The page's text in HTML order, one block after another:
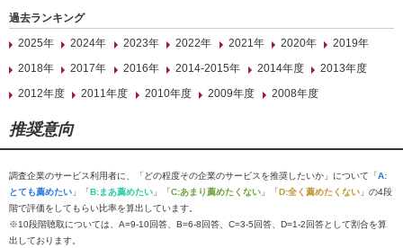
過去ランキング
2025年
2024年 2023年 2022年 2021年 2020年
2019年
2018年
2017年 2016年 2014-2015年 2014年度
2013年度
2012年度
2011年度 2010年度 2009年度 2008年度
推奨意向
調査企業のサービス利用者に、「どの程度その企業のサービスを推奨したいか」について「A:
とても薦めたい 」「B:まあ薦めたい 」「C:あまり薦めたくない 」「D:全く薦めたくない 」の4段
階で評価をしてもらい比率を算出しています。
※10段階聴取については、A=9-10回答、B=6-8回答、C=3-5回答、D=1-2回答として割合を算
出しております。